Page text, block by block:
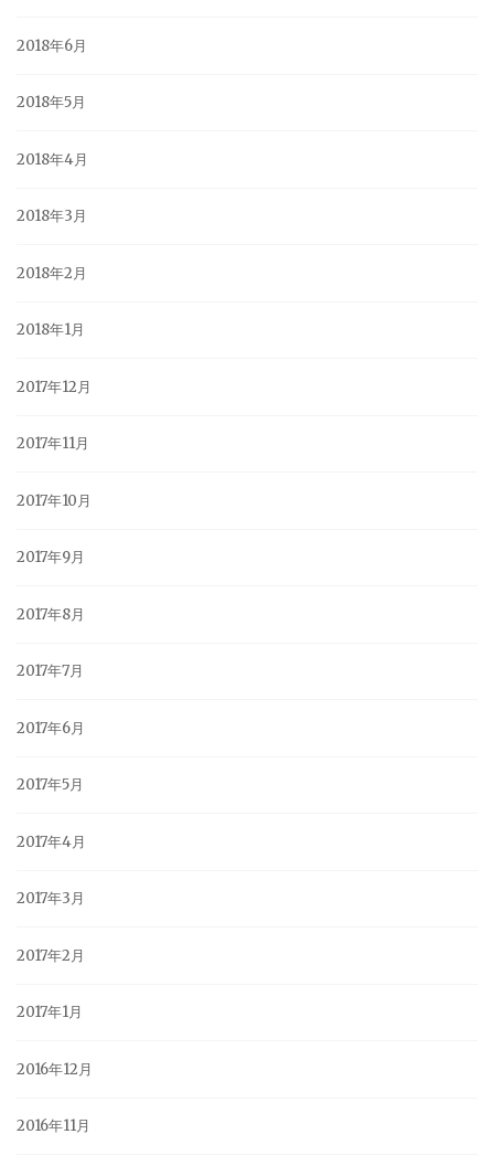
2018年6月
2018年5月
2018年4月
2018年3月
2018年2月
2018年1月
2017年12月
2017年11月
2017年10月
2017年9月
2017年8月
2017年7月
2017年6月
2017年5月
2017年4月
2017年3月
2017年2月
2017年1月
2016年12月
2016年11月